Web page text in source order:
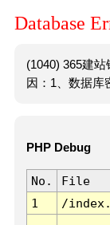
Database
(1040) 365建
因：1、数据库
PHP Debug
No. File
1
/